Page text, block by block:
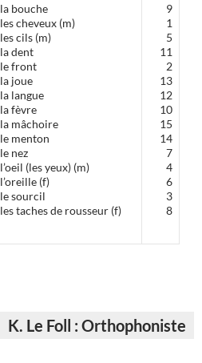
la bouche
les cheveux (m)
les cils (m)
la dent
le front
la joue
la langue
la fèvre
la mâchoire
le menton
le nez
l’oeil (les yeux) (m)
l’oreille (f)
le sourcil
les taches de rousseur (f)
9
1
5
11
2
13
12
10
15
14
7
4
6
3
8
K. Le Foll : Orthophoniste